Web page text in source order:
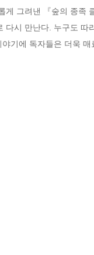
게 그려낸 『숲의 종족
다시 만난다. 누구도
기에 독자들은 더욱 매